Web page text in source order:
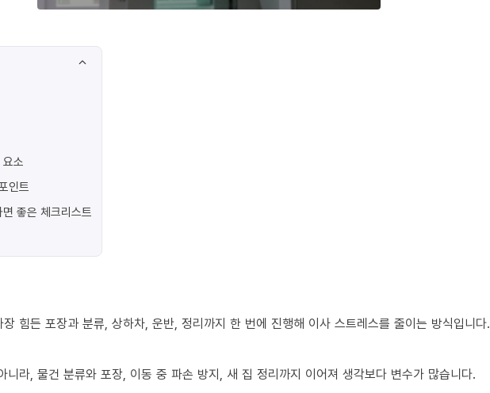
소
인트
좋은 체크리스트
힘든 포장과 분류, 상하차, 운반, 정리까지 한 번에 진행해 이사 스트레스를 줄이는 방식입니다.
니라, 물건 분류와 포장, 이동 중 파손 방지, 새 집 정리까지 이어져 생각보다 변수가 많습니다.